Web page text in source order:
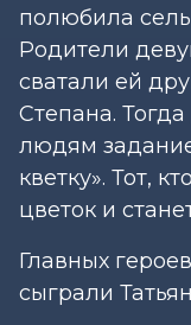
полюбила
Родители
сватали ей
Степана.
людям
кветку». Тот,
цветок и
Главных
сыграли